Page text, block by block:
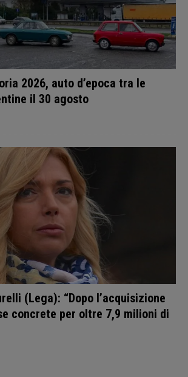
2026, auto d’epoca tra le
il 30 agosto
(Lega): “Dopo l’acquisizione
concrete per oltre 7,9 milioni di